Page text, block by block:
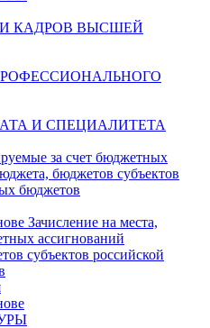
КАДРОВ ВЫСШЕЙ
И СПЕЦИАЛИТЕТА
за счет бюджетных
бюджетов субъектов
бюджетов
Зачисление на места,
ассигнований
субъектов российской